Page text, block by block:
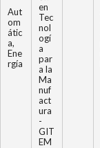
Aut
om
átic
a,
Ene
rgía
en
Tec
nol
ogí
a
par
a la
Ma
nuf
act
ura
-
GIT
EM